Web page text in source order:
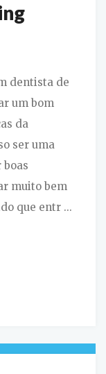
dentista de
um bom
da
ser uma
muito bem
que entr ...